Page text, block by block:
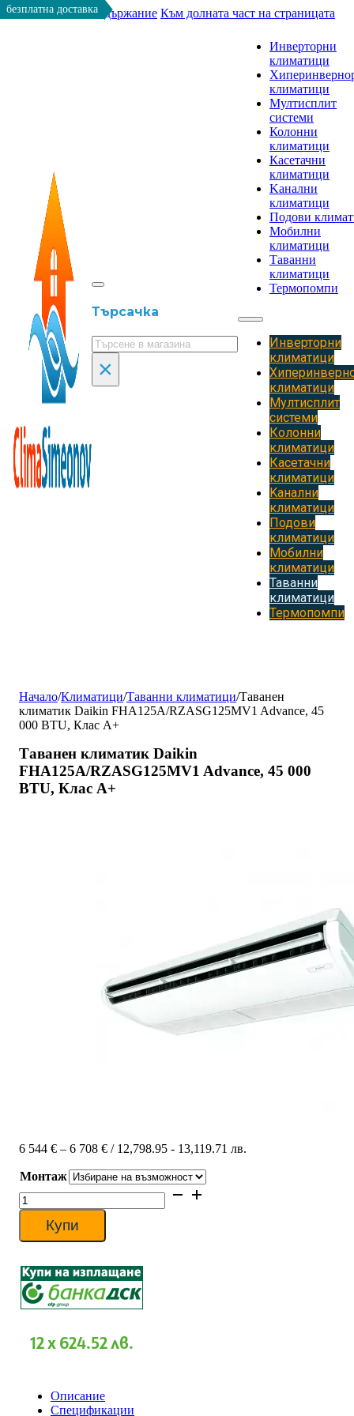
Към основното съдържание Към долната част на страницата
Търсачка
Търсене
×
Инверторни
климатици
климатици
Мултисплит
системи
Колонни
климатици
Касетачни
климатици
Kанални
климатици
Подови
Мобилни
климатици
Таванни
климатици
Термопомпи
Инверторни
климатици
климатици
Мултисплит
системи
Колонни
климатици
Касетачни
климатици
Kанални
климатици
Подови
климатици
Мобилни
климатици
Таванни
климатици
Термопомпи
Начало/Климатици/Таванни климатици/Tаванен
климатик Daikin FHA125A/RZASG125MV1 Advance, 45
000 BTU, Клас A+
Tаванен климатик Daikin
FHA125A/RZASG125MV1 Advance, 45 000
BTU, Клас A+
безплатна доставка
6 544 € – 6 708 €Price
6
544 €
/ 12,798.95 - 13,119.71 лв.
Монтаж
количество
за
Tаванен
климатик
Advance,
45
000
A+
Купи
12 x 624.52 лв.
Описание
Спецификации